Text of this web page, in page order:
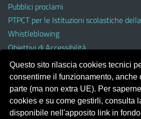
Pubblici proclami
PTPCT per le Istituzioni scolastiche
Whistleblowing
Obiettivi di Accessibilità
© 2026 Ufficio
Questo sito rilascia cookies tecnici
consentirne il funzionamento, anche
parte (ma non extra UE). Per
cookies e su come gestirli, consulta
disponibile nell'apposito link in